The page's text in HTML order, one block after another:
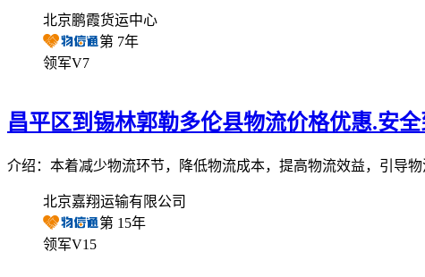
北京鹏霞货运中心
第 7年
领军V7
昌平区到锡林郭勒多伦县物流价格优惠.安全
介绍：本着减少物流环节，降低物流成本，提高物流效益，引导
北京嘉翔运输有限公司
第 15年
领军V15